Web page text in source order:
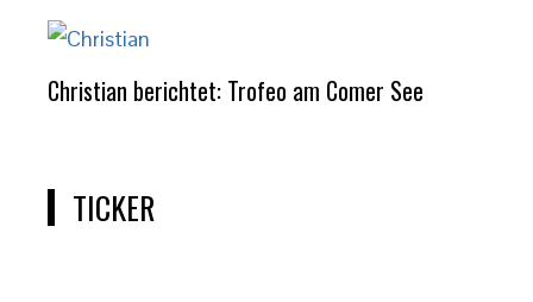
Christian berichtet: Trofeo am Comer See
TICKER